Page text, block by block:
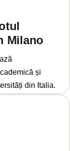
Milano
și
din Italia.